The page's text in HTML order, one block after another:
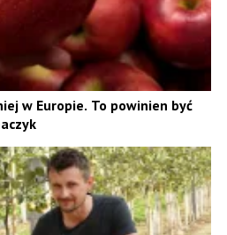
w Europie. To powinien być